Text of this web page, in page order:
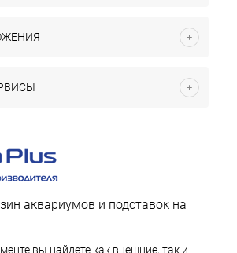
аквариумов и подставок на
вы найдете как внешние, так и